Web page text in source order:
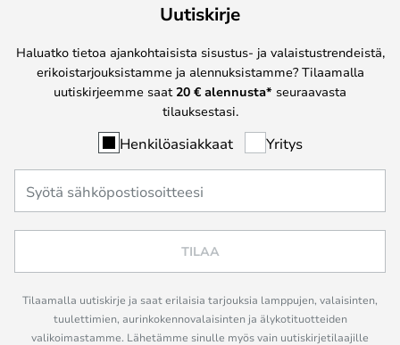
Uutiskirje
Haluatko tietoa ajankohtaisista sisustus- ja valaistustrendeistä,
erikoistarjouksistamme ja alennuksistamme? Tilaamalla
uutiskirjeemme saat 20 € alennusta* seuraavasta
tilauksestasi.
Henkilöasiakkaat Yritys
TILAA
Tilaamalla uutiskirje ja saat erilaisia tarjouksia lamppujen, valaisinten,
tuulettimien, aurinkokennovalaisinten ja älykotituotteiden
valikoimastamme. Lähetämme sinulle myös vain uutiskirjetilaajille